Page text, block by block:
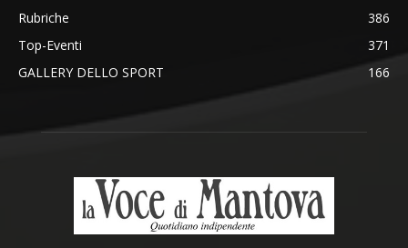
Rubriche
386
Top-Eventi
371
GALLERY DELLO SPORT
166